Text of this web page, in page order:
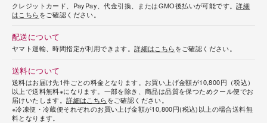
クレジットカード、PayPay、代金引換、またはGMO後払いが可能です。詳細
はこちらをご確認ください。
配送について
ヤマト運輸、時間指定が利用できます。詳細はこちらをご確認ください。
送料について
送料はお届け先1件ごとの料金となります。お買い上げ金額が10,800円（税込）
以上で送料無料※になります。一部を除き、商品は品質を保つためクール便でお
届けいたします。詳細はこちらをご確認ください。
※冷凍便・冷蔵便それぞれのお買い上げ金額が10,800円(税込)以上の場合送料無
料となります。